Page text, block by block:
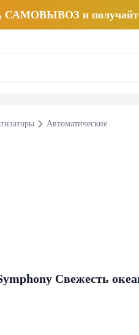
САМОВЫВОЗ и
Автоматические
Свежесть